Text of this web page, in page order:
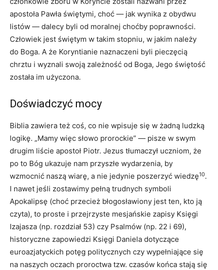
apostoła Pawła świętymi, choć — jak wynika z obydwu
listów — dalecy byli od moralnej choćby poprawności.
Człowiek jest świętym w takim stopniu, w jakim należy
do Boga. A że Koryntianie naznaczeni byli pieczęcią
chrztu i wyznali swoją zależność od Boga, Jego świętość
została im użyczona.
Doświadczyć mocy
Biblia zawiera też coś, co nie wpisuje się w żadną ludzką
logikę. „Mamy więc słowo prorockie” — pisze w swym
drugim liście apostoł Piotr. Jezus tłumaczył uczniom, że
po to Bóg ukazuje nam przyszłe wydarzenia, by
wzmocnić naszą wiarę, a nie jedynie poszerzyć wiedzę10.
I nawet jeśli zostawimy pełną trudnych symboli
Apokalipsę (choć przecież błogosławiony jest ten, kto ją
czyta), to proste i przejrzyste mesjańskie zapisy Księgi
Izajasza (np. rozdział 53) czy Psalmów (np. 22 i 69),
historyczne zapowiedzi Księgi Daniela dotyczące
euroazjatyckich potęg politycznych czy wypełniające się
na naszych oczach proroctwa tzw. czasów końca stają się